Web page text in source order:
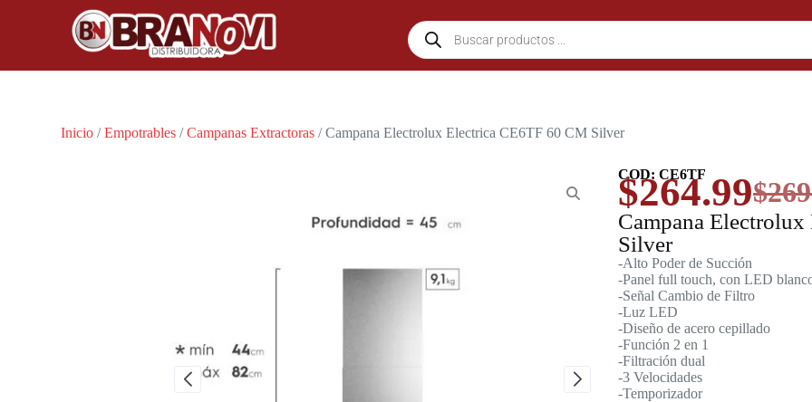
Inicio /Empotrables /Campanas Extractoras / Campana Electrolux Electrica CE6TF 60 CM Silver
COD: CE6TF
$
$264.99
Campana
Silver
-Alto Poder de Succión
-Panel full touch, con LED
-Señal Cambio de Filtro
-Luz LED
-Diseño de acero cepillado
-Función 2 en 1
-Filtración dual
-3 Velocidades
-Temporizador